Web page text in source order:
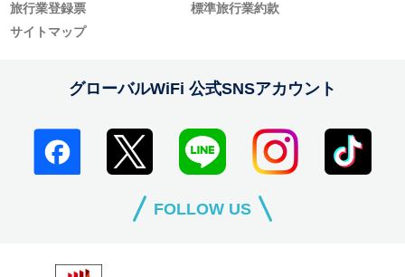
旅行業登録票
標準旅行業約款
サイトマップ
グローバルWiFi 公式SNSアカウント
FOLLOW US